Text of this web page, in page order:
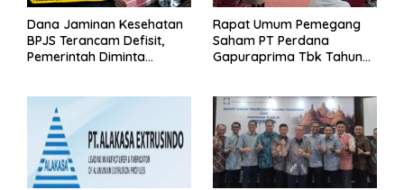
Dana Jaminan Kesehatan
BPJS Terancam Defisit,
Pemerintah Diminta
Rapat Umum Pemegang
Saham PT Perdana
Gapuraprima Tbk Tahun